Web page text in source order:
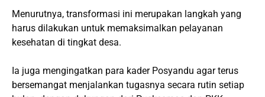
Menurutnya, transformasi ini merupakan langkah yang
harus dilakukan untuk memaksimalkan pelayanan
kesehatan di tingkat desa.
Ia juga mengingatkan para kader Posyandu agar terus
bersemangat menjalankan tugasnya secara rutin setiap